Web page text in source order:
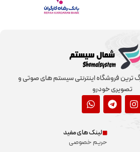
ترین فروشگاه اینترنتی سیستم های صوتی و
تصویری خودرو
لینک های مفید
حریم خصوصی